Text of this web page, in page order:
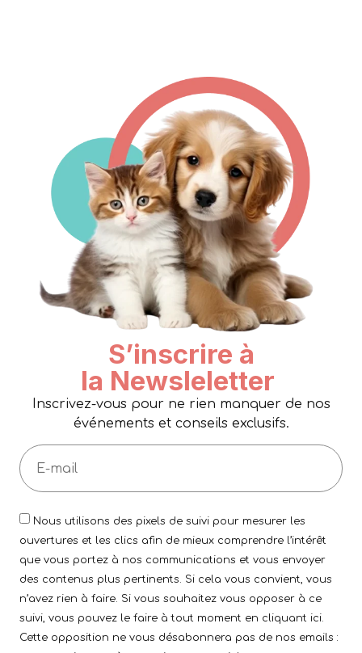
S’inscrire à
la Newsleletter
Inscrivez-vous pour ne rien manquer de nos
événements et conseils exclusifs.
Nous utilisons des pixels de suivi pour mesurer les
ouvertures et les clics afin de mieux comprendre l’intérêt
que vous portez à nos communications et vous envoyer
des contenus plus pertinents. Si cela vous convient, vous
n’avez rien à faire. Si vous souhaitez vous opposer à ce
suivi, vous pouvez le faire à tout moment en cliquant ici.
Cette opposition ne vous désabonnera pas de nos emails :